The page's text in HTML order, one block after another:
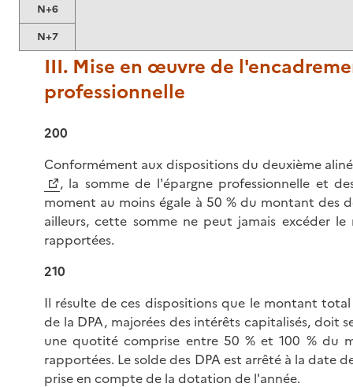
N+6
N+7
III. Mise en œuvre de
professionnelle
200
Conformément aux dispositions du deuxième
, la somme de l'épargne professionnelle et
moment au moins égale à 50 % du montant des
ailleurs, cette somme ne peut jamais excéder
rapportées.
210
Il résulte de ces dispositions que le montant
de la DPA, majorées des intérêts capitalisés, doit
une quotité comprise entre 50 % et 100 % du
rapportées. Le solde des DPA est arrêté à la date
prise en compte de la dotation de l'année.